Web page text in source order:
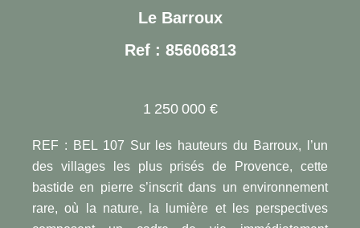
Le Barroux
Ref : 85606813
1 250 000 €
REF : BEL 107 Sur les hauteurs du Barroux, l’un
des villages les plus prisés de Provence, cette
bastide en pierre s’inscrit dans un environnement
rare, où la nature, la lumière et les perspectives